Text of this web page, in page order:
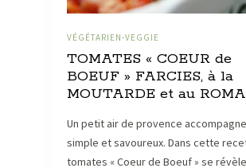
VÉGÉTARIEN-VEGGIE
TOMATES « COEUR de
BOEUF » FARCIES, à la
MOUTARDE et au
Un petit air de provence
simple et savoureux. Dans cette
tomates « Coeur de Boeuf » se